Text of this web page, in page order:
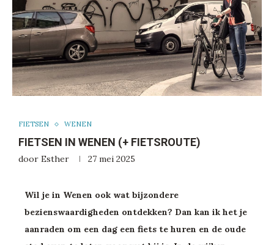
FIETSEN WENEN
FIETSEN IN WENEN (+ FIETSROUTE)
door Esther 27 mei 2025
Wil je in Wenen ook wat bijzondere
bezienswaardigheden ontdekken? Dan kan ik het je
aanraden om een dag een fiets te huren en de oude